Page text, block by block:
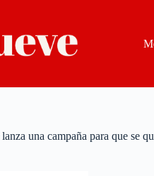
una campaña para que se